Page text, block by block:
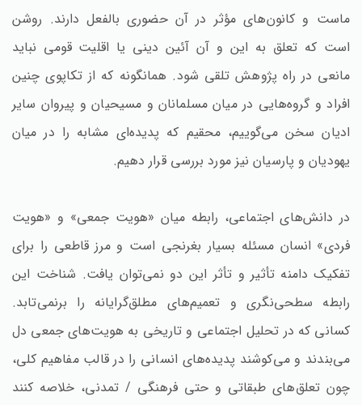
ماست و کانون‌های مؤثر در آن حضوری بالفعل دارند. روشن
است که تعلق به این و آن آئین دینی یا اقلیت قومی نباید
مانعی در راه پژوهش تلقی شود. همانگونه که از تکاپوی چنین
افراد و گروه‌هایی در میان مسلمانان و مسیحیان و پیروان سایر
ادیان سخن می‌گوییم، محقیم که پدیده‌ای مشابه را در میان
یهودیان و پارسیان نیز مورد بررسی قرار دهیم.
در دانش‌های اجتماعی، رابطه میان «هویت جمعی» و «هویت
فردی» انسان مسئله بسیار بغرنجی است و مرز قاطعی را برای
تفکیک دامنه تأثیر و تأثر این دو نمی‌توان یافت. شناخت این
رابطه سطحی‌نگری و تعمیم‌های مطلق‌گرایانه را برنمی‌تابد.
کسانی که در تحلیل اجتماعی و تاریخی به هویت‌های جمعی دل
می‌بندند و می‌کوشند پدیده‌های انسانی را در قالب مفاهیم کلی،
چون تعلق‌های طبقاتی و حتی فرهنگی / تمدنی، خلاصه کنند